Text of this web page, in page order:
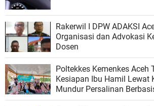
Rakerwil I DPW ADAKSI
Organisasi dan Advokasi
Dosen
Poltekkes Kemenkes Aceh
Kesiapan Ibu Hamil Lewat
Mundur Persalinan